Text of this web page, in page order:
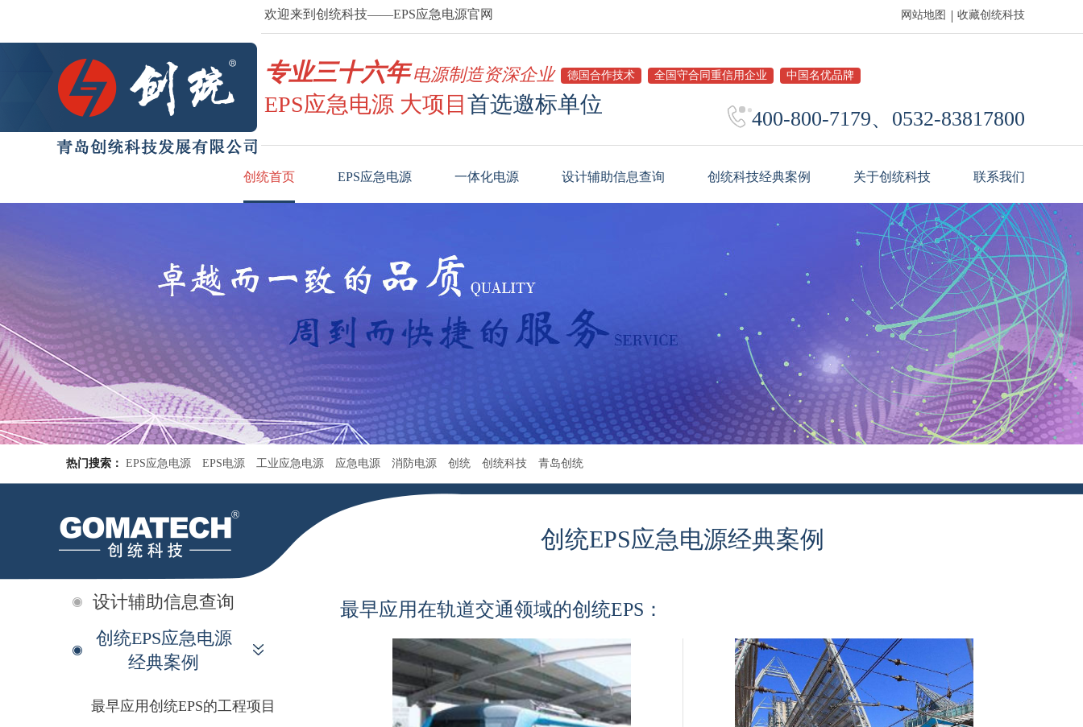
欢迎来到创统科技——EPS应急电源官网 网站地图 收藏创统科技
专业三十六年 电源制造资深企业
EPS应急电源 大项目 首选邀标单位
德国合作技术 全国守合同重信用企业 中国名优品牌
400-800-7179、0532-83817800
创统首页 EPS应急电源 一体化电源 设计辅助信息查询 创统科技经典案例 关于创统科技 联系我们
热门搜索： EPS应急电源 EPS电源 工业应急电源 应急电源 消防电源 创统 创统科技 青岛创统
设计辅助信息查询
创统EPS应急电源
经典案例
最早应用创统EPS的工程项目
创统EPS应急电源经典案例
最早应用在轨道交通领域的创统EPS：